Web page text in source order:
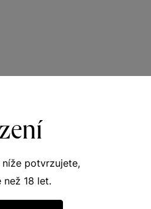
potvrzujete,
než 18 let.